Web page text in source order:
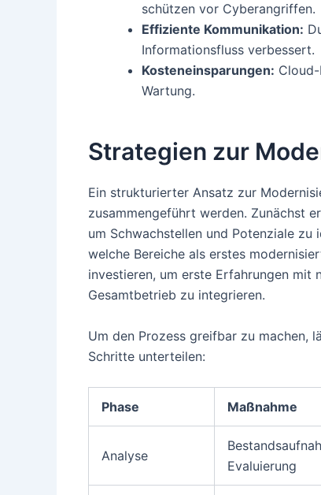
schützen vor Cyberangriffen.
Effiziente Kommunikation:
Informationsfluss verbessert.
Kosteneinsparungen:
Wartung.
Strategien zur
Ein strukturierter Ansatz zur
zusammengeführt werden. Zunächst
um Schwachstellen und Potenziale
welche Bereiche als erstes
investieren, um erste Erfahrungen mit
Gesamtbetrieb zu integrieren.
Um den Prozess greifbar zu machen,
Schritte unterteilen:
Phase Maßnahme
Analyse
Evaluierung